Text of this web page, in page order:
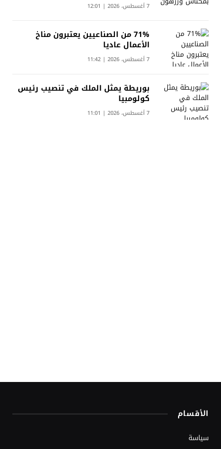
7 أغسطس، 2026 | 12:01
71% من الصناعيين يعتبرون مناخ
الأعمال عاديا
7 أغسطس، 2026 | 11:42
بوريطة يمثل الملك في تنصيب رئيس
كولومبيا
7 أغسطس، 2026 | 11:01
الأقسام
سياسة